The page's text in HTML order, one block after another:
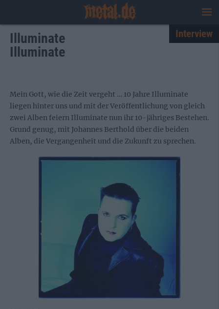
Illuminate
Illuminate
Interview
Mein Gott, wie die Zeit vergeht … 10 Jahre Illuminate
liegen hinter uns und mit der Veröffentlichung von gleich
zwei Alben feiern Illuminate nun ihr 10-jähriges Bestehen.
Grund genug, mit Johannes Berthold über die beiden
Alben, die Vergangenheit und die Zukunft zu sprechen.